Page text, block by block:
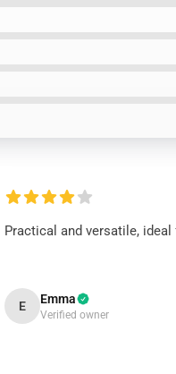
Practical and versatile, ideal
E Emma
Verified owner